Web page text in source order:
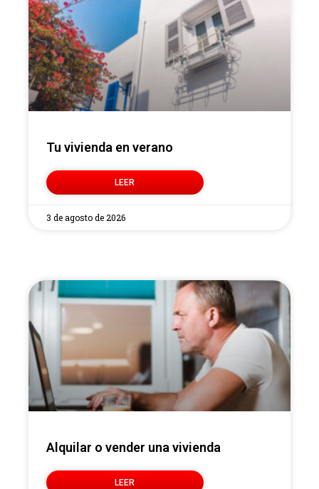
Tu vivienda en verano
LEER
3 de agosto de 2026
Alquilar o vender una vivienda
LEER